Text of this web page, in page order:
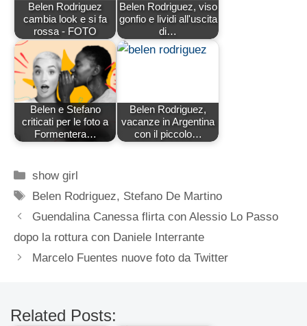
Belen Rodriguez
cambia look e si fa
rossa - FOTO
Belen Rodriguez, viso
gonfio e lividi all'uscita
di…
Belen e Stefano
criticati per le foto a
Formentera…
Belen Rodriguez,
vacanze in Argentina
con il piccolo…
Categorie
show girl
Tag
Belen Rodriguez, Stefano De Martino
Guendalina Canessa flirta con Alessio Lo Passo
dopo la rottura con Daniele Interrante
Marcelo Fuentes nuove foto da Twitter
Related Posts: